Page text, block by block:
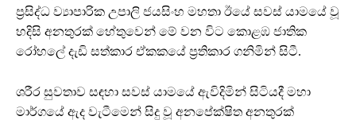
ප්‍රසිද්ධ ව්‍යාපාරික උපාලි ජයසිංහ මහතා ඊයේ සවස් යාමයේ වූ
හදිසි අනතුරක් හේතුවෙන් මේ වන විට කොළඹ ජාතික
රෝහලේ දැඩි සත්කාර ඒකකයේ ප්‍රතිකාර ගනිමින් සිටී.
ශරීර සුවතාව සඳහා සවස් යාමයේ ඇවිදිමින් සිටියදී මහා
මාර්ගයේ ඇද වැටීමෙන් සිදු වූ අනපේක්ෂිත අනතුරක්